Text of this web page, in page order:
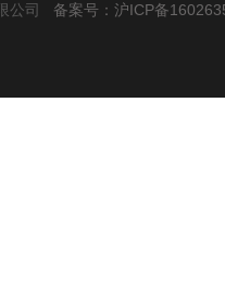
公司 备案号：沪ICP备